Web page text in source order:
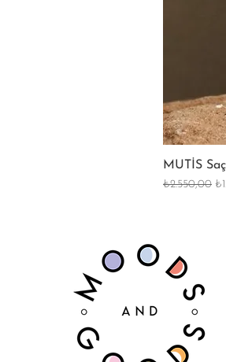
MUTİS
Normal Fiyat
₺2.550,00